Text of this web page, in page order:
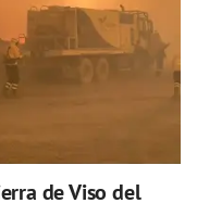
de Viso del